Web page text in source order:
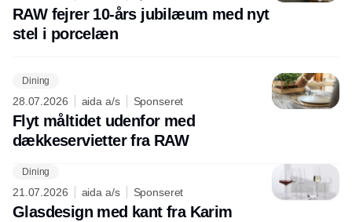
RAW fejrer 10-års jubilæum med nyt
stel i porcelæn
Dining
28.07.2026 aida a/s Sponseret
Flyt måltidet udenfor med
dækkeservietter fra RAW
Dining
21.07.2026 aida a/s Sponseret
Glasdesign med kant fra Karim